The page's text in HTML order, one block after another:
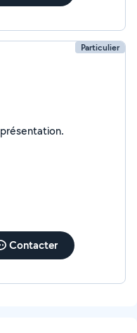
Particulier
Je n'ai pas encore renseigné ma présentation.
Contacter